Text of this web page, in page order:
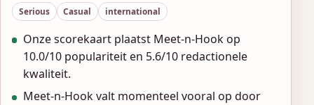
Serious Casual international
Onze scorekaart plaatst Meet-n-Hook op
10.0/10 populariteit en 5.6/10 redactionele
kwaliteit.
Meet-n-Hook valt momenteel vooral op door